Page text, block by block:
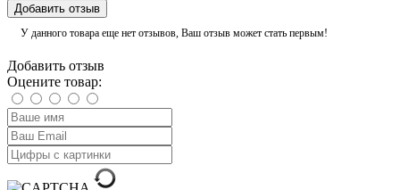
Добавить отзыв
У данного товара еще нет отзывов, Ваш отзыв может стать первым!
Добавить отзыв
Оцените товар: